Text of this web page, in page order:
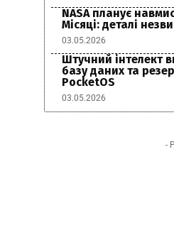
NASA планує
Місяці: деталі
03.05.2026
Штучний інтелект
базу даних та
PocketOS
03.05.2026
-